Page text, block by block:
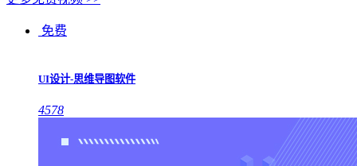
免费
UI设计-思维导图软件
4578